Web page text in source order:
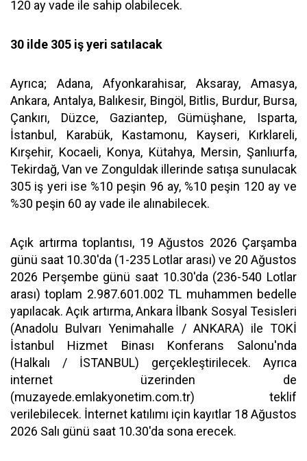
120 ay vade ile sahip olabilecek.
30 ilde 305 iş yeri satılacak
Ayrıca; Adana, Afyonkarahisar, Aksaray, Amasya,
Ankara, Antalya, Balıkesir, Bingöl, Bitlis, Burdur, Bursa,
Çankırı, Düzce, Gaziantep, Gümüşhane, Isparta,
İstanbul, Karabük, Kastamonu, Kayseri, Kırklareli,
Kırşehir, Kocaeli, Konya, Kütahya, Mersin, Şanlıurfa,
Tekirdağ, Van ve Zonguldak illerinde satışa sunulacak
305 iş yeri ise %10 peşin 96 ay, %10 peşin 120 ay ve
%30 peşin 60 ay vade ile alınabilecek.
Açık artırma toplantısı, 19 Ağustos 2026 Çarşamba
günü saat 10.30'da (1-235 Lotlar arası) ve 20 Ağustos
2026 Perşembe günü saat 10.30'da (236-540 Lotlar
arası) toplam 2.987.601.002 TL muhammen bedelle
yapılacak. Açık artırma, Ankara İlbank Sosyal Tesisleri
(Anadolu Bulvarı Yenimahalle / ANKARA) ile TOKİ
İstanbul Hizmet Binası Konferans Salonu'nda
(Halkalı / İSTANBUL) gerçekleştirilecek. Ayrıca
internet üzerinden de
(muzayede.emlakyonetim.com.tr) teklif
verilebilecek. İnternet katılımı için kayıtlar 18 Ağustos
2026 Salı günü saat 10.30'da sona erecek.